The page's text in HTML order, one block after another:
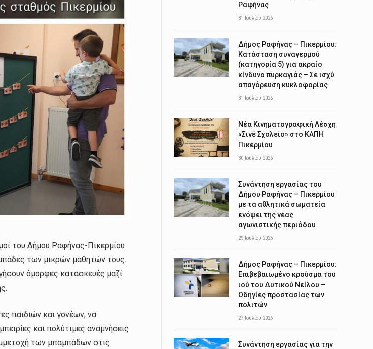
του Δήμου Ραφήνας-Πικερμίου
των μικρών μαθητών τους.
όμορφες κατασκευές μαζί
παιδιών και γονέων, να
και πολύτιμες αναμνήσεις
των μπαμπάδων στις
Ραφήνας
31 Ιουλίου 2026
Δήμος Ραφήνας – Πικερμίου:
Κατάσταση συναγερμού
(κατηγορία 5) για ακραίο
κίνδυνο πυρκαγιάς – Σε ισχύ
απαγόρευση κυκλοφορίας
31 Ιουλίου 2026
Νέα Κινηματογραφική Λέσχη
«Σινέ Σχολείο» στο ΚΑΠΗ
Πικερμίου
30 Ιουλίου 2026
Συνάντηση εργασίας του
Δήμου Ραφήνας – Πικερμίου
με τα αθλητικά σωματεία
ενόψει της νέας
αγωνιστικής περιόδου
29 Ιουλίου 2026
Δήμος Ραφήνας – Πικερμίου:
Επιβεβαιωμένο κρούσμα του
ιού του Δυτικού Νείλου –
Οδηγίες προστασίας των
πολιτών
27 Ιουλίου 2026
Συνάντηση εργασίας για την